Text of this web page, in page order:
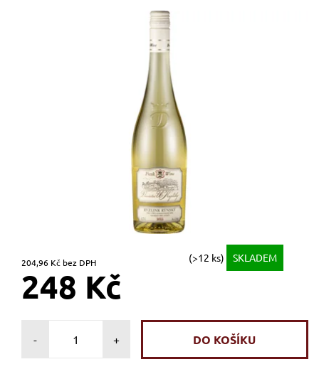
204,96 Kč bez DPH (>12 ks) SKLADEM
248 Kč
- +